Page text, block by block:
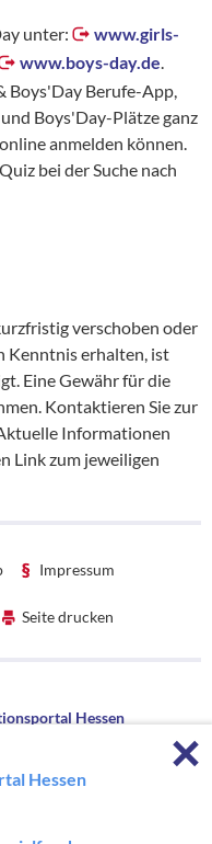
unter:
www.girls-
www.boys-day.de.
Boys'Day Berufe-App,
Boys'Day-Plätze ganz
anmelden können.
bei der Suche nach
verschoben oder
Kenntnis erhalten, ist
Eine Gewähr für die
Kontaktieren Sie zur
Informationen
Link zum jeweiligen
Impressum
Seite drucken
von der Europäischen
Ministeriums für Wirtschaft,